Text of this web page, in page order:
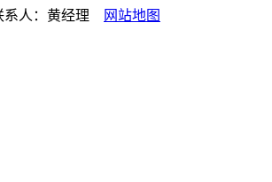
系人：黄经理 网站地图